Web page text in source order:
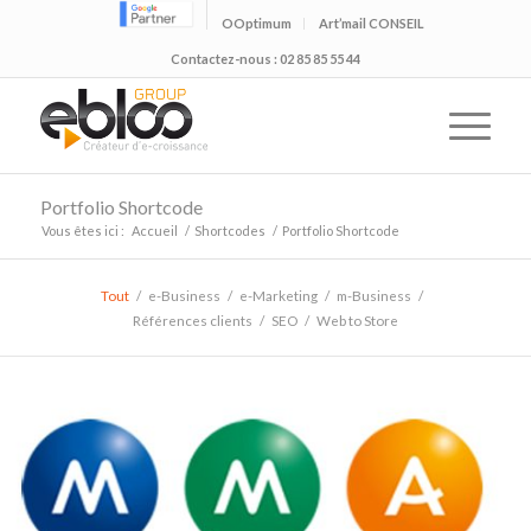
OOptimum Art’mail CONSEIL
Contactez-nous : 02 85 85 55 44
Portfolio Shortcode
Vous êtes ici : Accueil / Shortcodes / Portfolio Shortcode
Tout / e-Business / e-Marketing / m-Business /
Références clients / SEO / Web to Store